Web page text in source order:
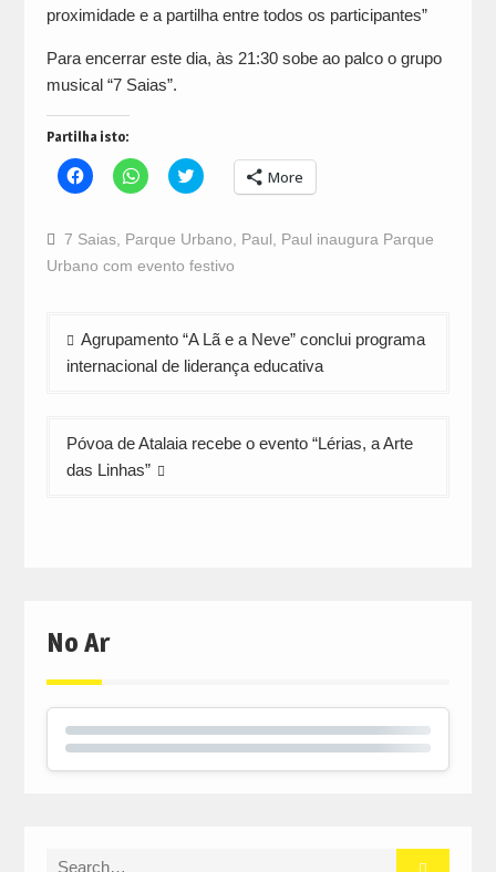
proximidade e a partilha entre todos os participantes”
Para encerrar este dia, às 21:30 sobe ao palco o grupo
musical “7 Saias”.
Partilha isto:
Click
to
Facebook
(Opens
in
new
Click
to
WhatsApp
(Opens
in
new
Click
to
Twitter
(Opens
in
new
More
7 Saias, Parque Urbano Paul
Paul inaugura Parque
Urbano com evento festivo
Navegação
de
Agrupamento “A Lã e a Neve” conclui programa
internacional de liderança educativa
Póvoa de Atalaia recebe o evento “Lérias, a Arte
das Linhas”
No Ar
Search